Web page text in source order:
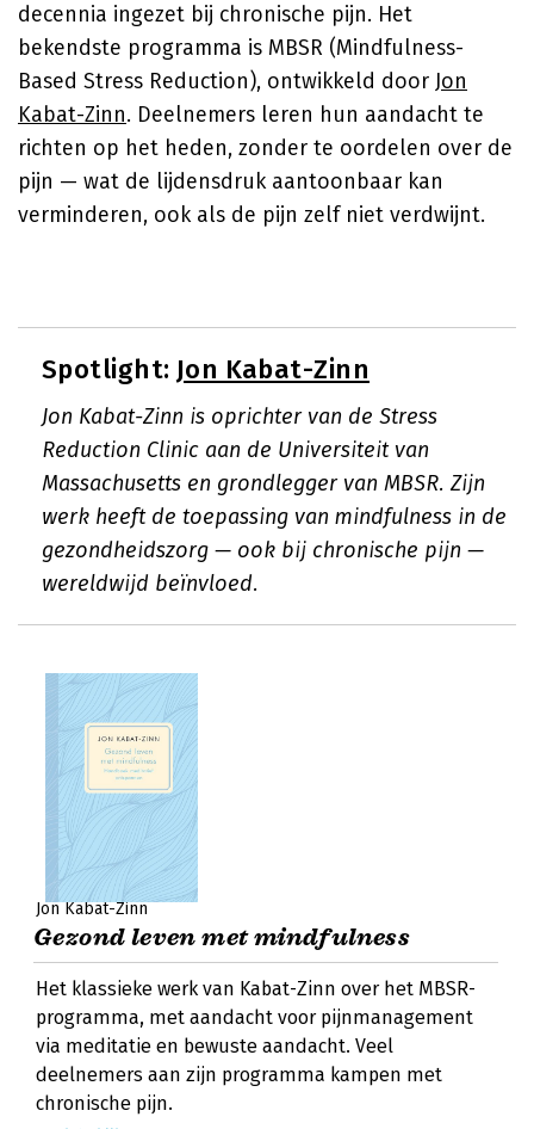
decennia ingezet bij chronische pijn. Het
bekendste programma is MBSR (Mindfulness-
Based Stress Reduction), ontwikkeld door Jon
Kabat-Zinn. Deelnemers leren hun aandacht te
richten op het heden, zonder te oordelen over de
pijn — wat de lijdensdruk aantoonbaar kan
verminderen, ook als de pijn zelf niet verdwijnt.
Spotlight: Jon Kabat-Zinn
Jon Kabat-Zinn is oprichter van de Stress
Reduction Clinic aan de Universiteit van
Massachusetts en grondlegger van MBSR. Zijn
werk heeft de toepassing van mindfulness in de
gezondheidszorg — ook bij chronische pijn —
wereldwijd beïnvloed.
Jon Kabat-Zinn
Gezond leven met mindfulness
Het klassieke werk van Kabat-Zinn over het MBSR-
programma, met aandacht voor pijnmanagement
via meditatie en bewuste aandacht. Veel
deelnemers aan zijn programma kampen met
chronische pijn.